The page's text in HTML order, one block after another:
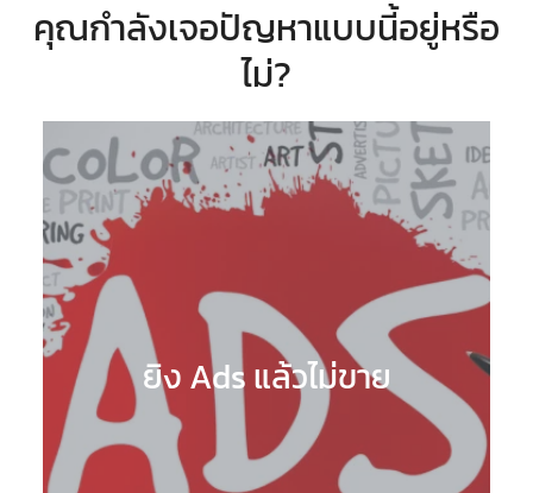
คุณกำลังเจอปัญหาแบบนี้อยู่หรือ
ไม่?
ยิง Ads แล้วไม่ขาย